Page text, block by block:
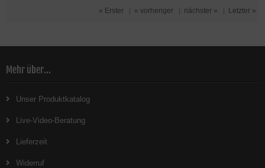
« Erster | « vorheriger | nächster » | Letzter »
Mehr über...
Unser Produktkatalog
Live-Video-Beratung
Lieferzeit
Widerruf